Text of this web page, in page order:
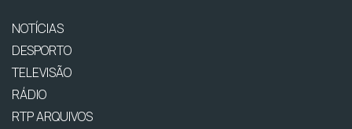
NOTÍCIAS
DESPORTO
TELEVISÃO
RÁDIO
RTP ARQUIVOS